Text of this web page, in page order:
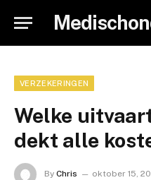
VERZEKERINGEN
Welke
dekt alle
By Chris oktober 15,